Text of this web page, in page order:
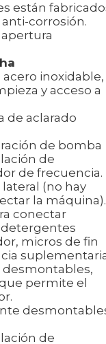
están
corrosión.
inoxidable,
y acceso a
de aclarado
de bomba
de
de frecuencia.
(no hay
la máquina).
conectar
micros de fin
desmontables,
permite el
de